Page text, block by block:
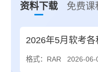
资料下载 免费课
2026年5月软考
格式：RAR 2026-06-